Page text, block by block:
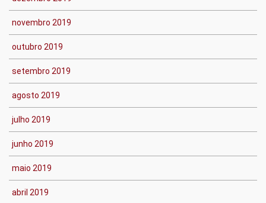
novembro 2019
outubro 2019
setembro 2019
agosto 2019
julho 2019
junho 2019
maio 2019
abril 2019